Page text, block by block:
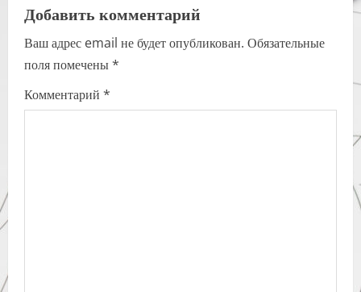
a
v
i
g
Добавить комментарий
Ваш адрес email не будет опубликован. Обязательные
поля помечены*
Комментарий *